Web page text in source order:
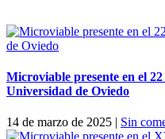
Microviable presente en el
Universidad de Oviedo
14 de marzo de 2025 | Sin